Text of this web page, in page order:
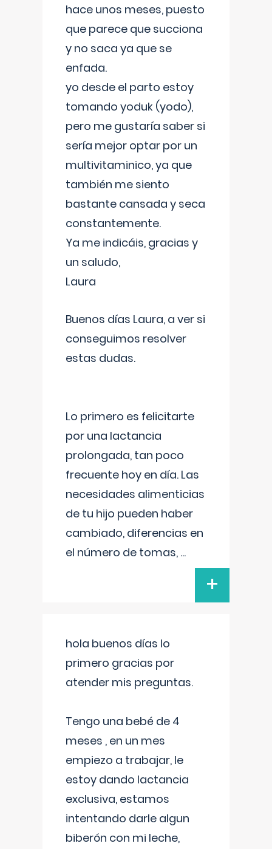
hace unos meses, puesto
que parece que succiona
y no saca ya que se
enfada.
yo desde el parto estoy
tomando yoduk (yodo),
pero me gustaría saber si
sería mejor optar por un
multivitaminico, ya que
también me siento
bastante cansada y seca
constantemente.
Ya me indicáis, gracias y
un saludo,
Laura
Buenos días Laura, a ver si
conseguimos resolver
estas dudas.
Lo primero es felicitarte
por una lactancia
prolongada, tan poco
frecuente hoy en día. Las
necesidades alimenticias
de tu hijo pueden haber
cambiado, diferencias en
el número de tomas, ...
+
hola buenos días lo
primero gracias por
atender mis preguntas.
Tengo una bebé de 4
meses , en un mes
empiezo a trabajar, le
estoy dando lactancia
exclusiva, estamos
intentando darle algun
biberón con mi leche,